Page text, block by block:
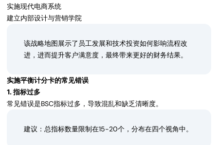
实施现代电商系统
建立内部设计与营销学院
该战略地图展示了员工发展和技术投资如何影响流程改
进，进而提升客户满意度，最终带来更好的财务结果。
实施平衡计分卡的常见错误
1. 指标过多
常见错误是BSC指标过多，导致混乱和缺乏清晰度。
建议：总指标数量限制在15-20个，分布在四个视角中。